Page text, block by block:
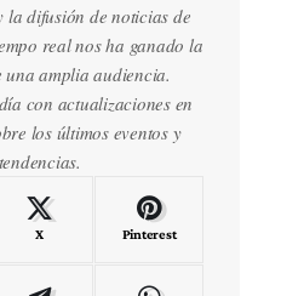
difusión de noticias de
real nos ha ganado la
una amplia audiencia.
con actualizaciones en
los últimos eventos y
tendencias.
X Pinterest